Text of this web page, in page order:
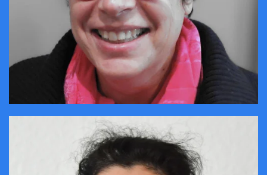
CONTACTER